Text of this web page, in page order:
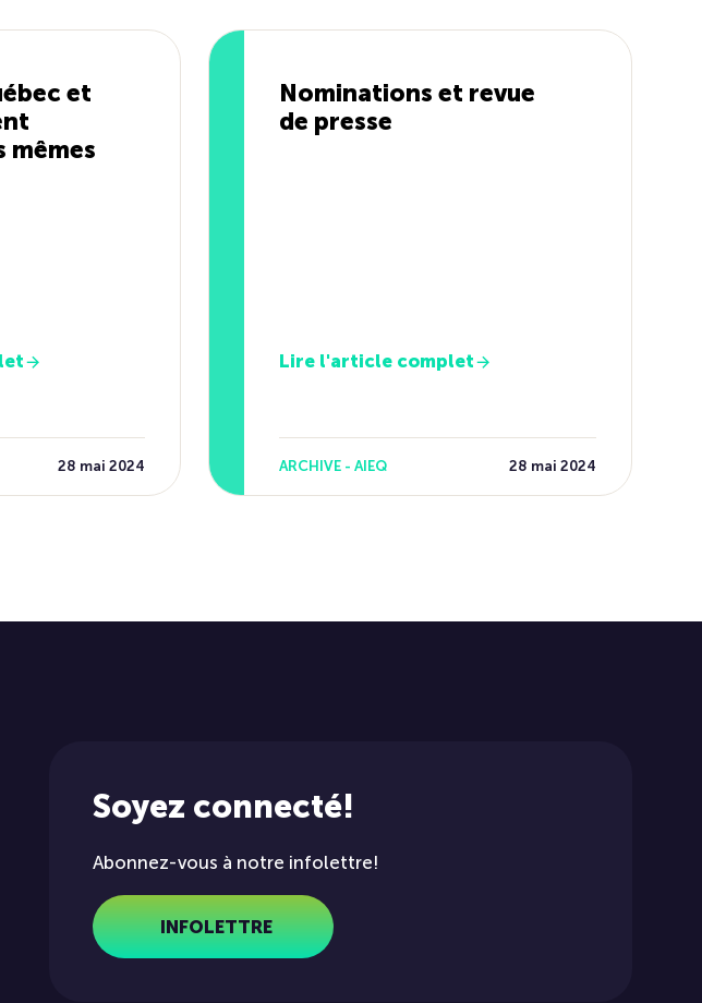
et
mêmes
28 mai 2024
Nominations et revue
de presse
Lire l'article complet
ARCHIVE - AIEQ 28 mai 2024
Soyez connecté!
Abonnez-vous à notre infolettre!
INFOLETTRE